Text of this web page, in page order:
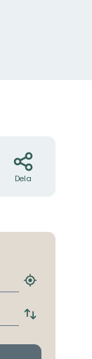
Dela
Hitta
hållplats
Byt
och